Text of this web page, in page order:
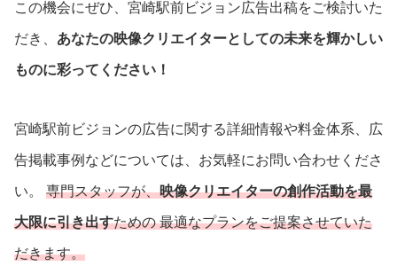
この機会にぜひ、宮崎駅前ビジョン広告出稿をご検討いた
だき、 あなたの映像クリエイターとしての未来を輝かしい
ものに彩ってください！
宮崎駅前ビジョンの広告に関する詳細情報や料金体系、広
告掲載事例などについては、お気軽にお問い合わせくださ
い。 専門スタッフが、映像クリエイターの創作活動を最
大限に引き出すための 最適なプランをご提案させていた
だきます。